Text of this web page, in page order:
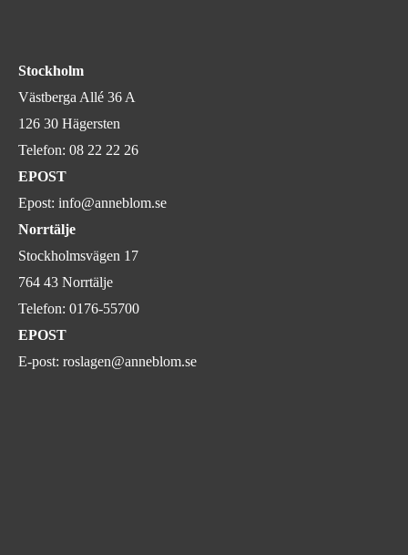
Stockholm
Västberga Allé 36 A
126 30 Hägersten
Telefon: 08 22 22 26
EPOST
Epost: info@anneblom.se
Norrtälje
Stockholmsvägen 17
764 43 Norrtälje
Telefon: 0176-55700
EPOST
E-post: roslagen@anneblom.se